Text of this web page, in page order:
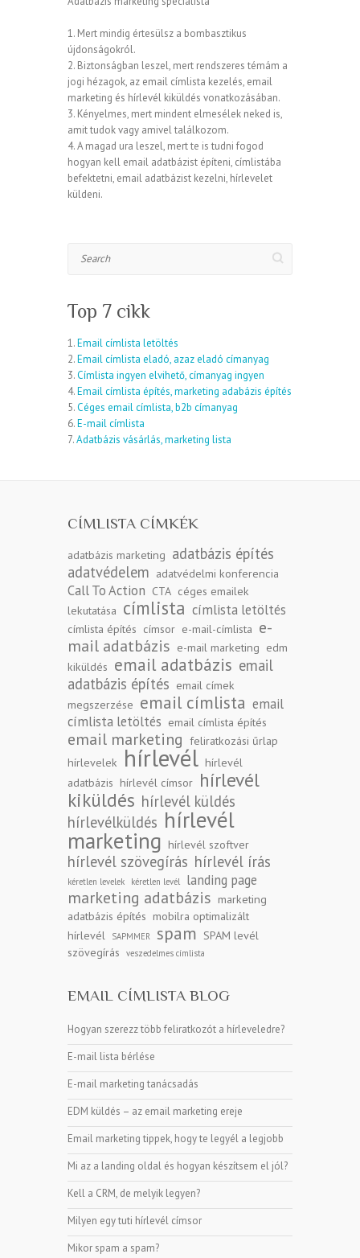
1. Mert mindig értesülsz a bombasztikus
újdonságokról.
2. Biztonságban leszel, mert rendszeres témám a
jogi hézagok, az email címlista kezelés, email
marketing és hírlevél kiküldés vonatkozásában.
3. Kényelmes, mert mindent elmesélek neked is,
amit tudok vagy amivel találkozom.
4. A magad ura leszel, mert te is tudni fogod
hogyan kell email adatbázist építeni, címlistába
befektetni, email adatbázist kezelni, hírlevelet
küldeni.
Top 7 cikk
1.Email címlista letöltés
2.Email címlista eladó, azaz eladó címanyag
3.Címlista ingyen elvihető, címanyag ingyen
4.Email címlista építés, marketing adabázis építés
5.Céges email címlista, b2b címanyag
6.E-mail címlista
7.Adatbázis vásárlás, marketing lista
CÍMLISTA CÍMKÉK
adatbázis marketing adatbázis építés
adatvédelem adatvédelmi konferencia
Call To Action CTA céges emailek
lekutatása címlista címlista letöltés
címlista építés címsor e-mail-címlista e-
mail adatbázis e-mail marketing edm
kiküldés email adatbázis email
adatbázis építés email címek
megszerzése email címlista email
címlista letöltés email címlista építés
email marketing feliratkozási űrlap
hírlevelek
hírlevél hírlevél
adatbázis hírlevél címsor hírlevél
kiküldés hírlevél küldés
hírlevélküldés hírlevél
marketing hírlevél szoftver
hírlevél szövegírás hírlevél írás
kéretlen levelek kéretlen levél landing page
marketing adatbázis marketing
adatbázis építés mobilra optimalizált
hírlevél
SAPMMER spam SPAM levél
szövegírás
veszedelmes címlista
EMAIL CÍMLISTA BLOG
Hogyan szerezz több feliratkozót a hírleveledre?
E-mail lista bérlése
E-mail marketing tanácsadás
EDM küldés – az email marketing ereje
Email marketing tippek, hogy te legyél a legjobb
Mi az a landing oldal és hogyan készítsem el jól?
Kell a CRM, de melyik legyen?
Milyen egy tuti hírlevél címsor
Mikor spam a spam?